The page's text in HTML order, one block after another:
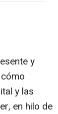
y
y las
en hilo de